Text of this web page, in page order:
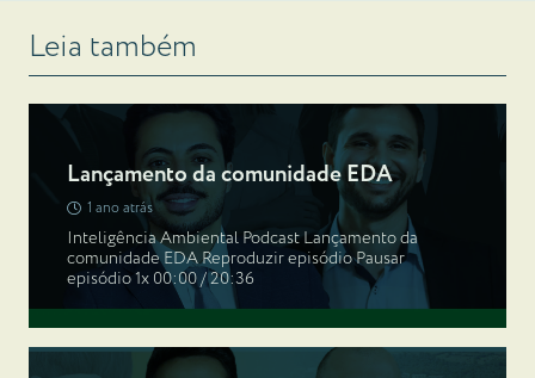
Leia também
Lançamento da comunidade EDA
1 ano atrás
Inteligência Ambiental Podcast Lançamento da
comunidade EDA Reproduzir episódio Pausar
episódio 1x 00:00 / 20:36